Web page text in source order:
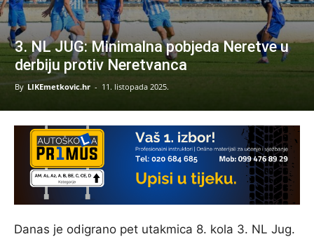
3. NL JUG: Minimalna pobjeda Neretve u
derbiju protiv Neretvanca
By LIKEmetkovic.hr - 11. listopada 2025.
Danas je odigrano pet utakmica 8. kola 3. NL Jug.